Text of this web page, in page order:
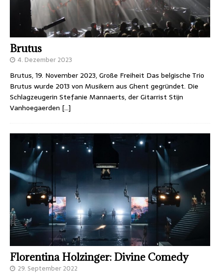
Brutus
4. Dezember 2023
Brutus, 19. November 2023, Große Freiheit Das belgische Trio
Brutus wurde 2013 von Musikern aus Ghent gegründet. Die
Schlagzeugerin Stefanie Mannaerts, der Gitarrist Stijn
Vanhoegaerden […]
Florentina Holzinger: Divine Comedy
29. September 2022